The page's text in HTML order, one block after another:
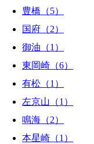
豊橋（5）
国府（2）
御油（1）
東岡崎（6）
有松（1）
左京山（1）
鳴海（2）
本星崎（1）